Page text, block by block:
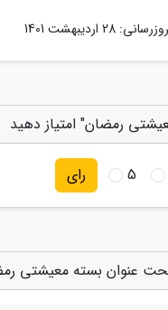
28 اردیبهشت 1401
رمضان" امتیاز دهید
5 رای
تحت عنوان بسته معیشتی